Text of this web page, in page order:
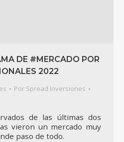
DE #MERCADO POR
2022
Por Spread Inversiones
de las últimas dos
vieron un mercado muy
paso de todo.